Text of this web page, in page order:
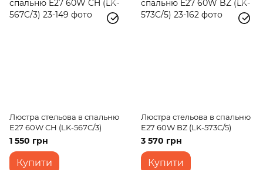
Люстра стельова в спальню
E27 60W CH (LK-567C/3)
1 550 грн
Купити
Люстра стельова в спальню
E27 60W BZ (LK-573C/5)
3 570 грн
Купити